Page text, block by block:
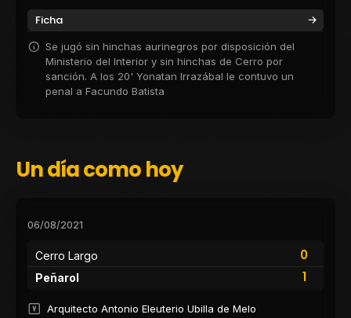
Ficha
Se jugó sin hinchas aurinegros por disposición del
Ministerio del Interior y sin hinchas de Cerro por
sanción. A los 20' Yonatan Irrazábal le contuvo un
penal a Facundo Batista
Un día como hoy
06/08/2021
Cerro Largo
0
1
Peñarol
Arquitecto Antonio Eleuterio Ubilla de Melo